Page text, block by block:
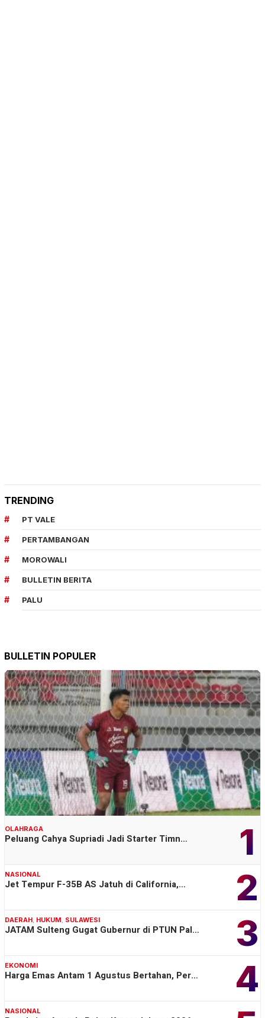
TRENDING
PT VALE
PERTAMBANGAN
MOROWALI
BULLETIN BERITA
PALU
BULLETIN POPULER
1
OLAHRAGA
Peluang Cahya Supriadi Jadi Starter Timn…
2
NASIONAL
Jet Tempur F-35B AS Jatuh di California,…
3
DAERAH HUKUM SULAWESI
JATAM Sulteng Gugat Gubernur di PTUN Pal…
4
EKONOMI
Harga Emas Antam 1 Agustus Bertahan, Per…
NASIONAL